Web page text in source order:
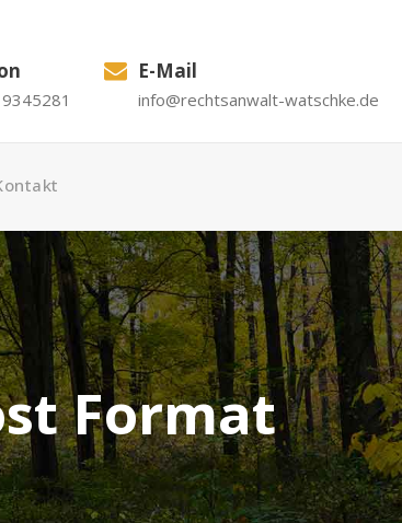
E-Mail
info@rechtsanwalt-watschke.de
Format